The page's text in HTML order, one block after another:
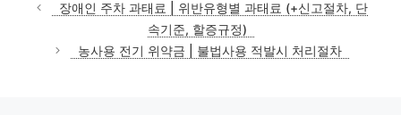
고
리
장애인 주차 과태료 | 위반유형별 과태료 (+신고절차, 단
속기준, 할증규정)
농사용 전기 위약금 | 불법사용 적발시 처리절차